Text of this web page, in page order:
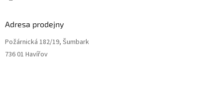
Adresa prodejny
Požárnická 182/19, Šumbark
736 01 Havířov